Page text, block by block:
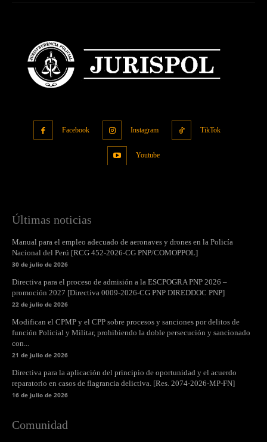
Facebook Instagram TikTok
Youtube
Últimas noticias
Manual para el empleo adecuado de aeronaves y drones en la Policía
Nacional del Perú [RCG 452-2026-CG PNP/COMOPPOL]
30 de julio de 2026
Directiva para el proceso de admisión a la ESCPOGRA PNP 2026 –
promoción 2027 [Directiva 0009-2026-CG PNP DIREDDOC PNP]
22 de julio de 2026
Modifican el CPMP y el CPP sobre procesos y sanciones por delitos de
función Policial y Militar, prohibiendo la doble persecución y sancionado
con...
21 de julio de 2026
Directiva para la aplicación del principio de oportunidad y el acuerdo
reparatorio en casos de flagrancia delictiva. [Res. 2074-2026-MP-FN]
16 de julio de 2026
Comunidad